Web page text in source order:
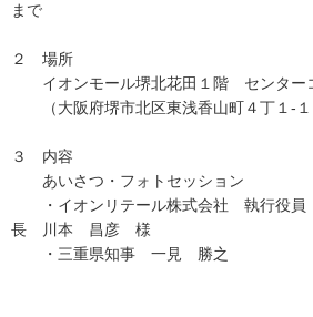
まで
２ 場所
イオンモール堺北花田１階 センター
（大阪府堺市北区東浅香山町４丁１-１
３ 内容
あいさつ・フォトセッション
・イオンリテール株式会社 執行役員
長 川本 昌彦 様
・三重県知事 一見 勝之